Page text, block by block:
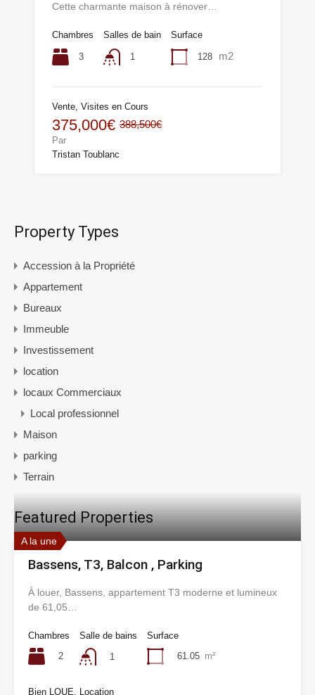
Cette charmante maison à rénover…
Chambres
3
Salles de bain
1
Surface
128 m2
Vente, Visites en Cours
375,000€ 388,500€
Par
Tristan Toublanc
Property Types
Accession à la Propriété
Appartement
Bureaux
Immeuble
Investissement
location
locaux Commerciaux
Local professionnel
Maison
parking
Terrain
Featured Properties
A la une
Bassens, T3, Balcon , Parking
À louer, Bassens, appartement T3 moderne et lumineux
de 61,05…
Chambres
2
Salle de bains
1
Surface
61.05 m²
Bien LOUE, Location